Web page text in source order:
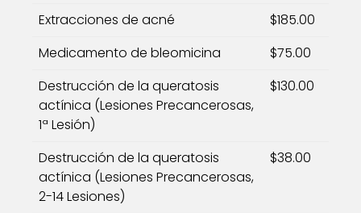
Extracciones de acné
$185.00
Medicamento de bleomicina
$75.00
Destrucción de la queratosis
actínica (Lesiones Precancerosas,
1ª Lesión)
$130.00
Destrucción de la queratosis
actínica (Lesiones Precancerosas,
2-14 Lesiones)
$38.00